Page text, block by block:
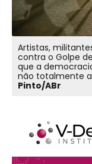
Artistas,
contra o Golpe
que a
não totalmente
Pinto/ABr